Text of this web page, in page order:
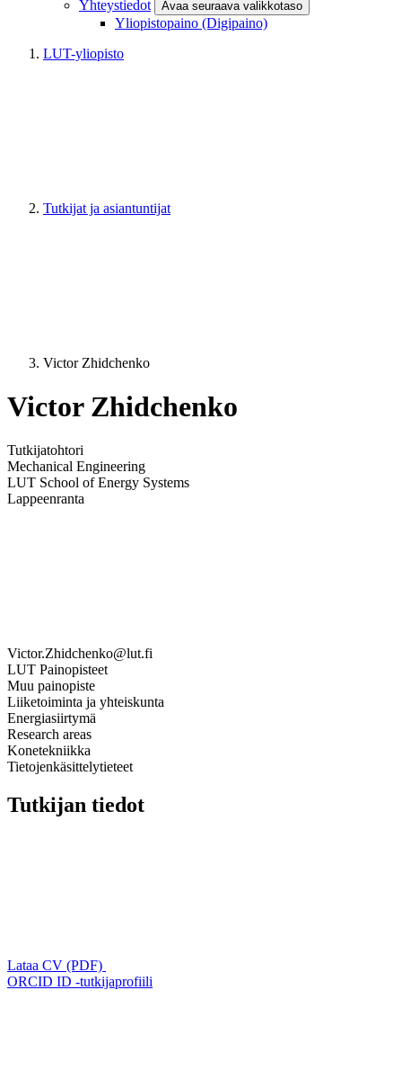
Yhteystiedot Avaa seuraava valikkotaso
Yliopistopaino (Digipaino)
LUT-yliopisto
Tutkijat ja asiantuntijat
Victor Zhidchenko
Victor Zhidchenko
Tutkijatohtori
Mechanical Engineering
LUT School of Energy Systems
Lappeenranta
Victor.Zhidchenko@lut.fi
LUT Painopisteet
Muu painopiste
Liiketoiminta ja yhteiskunta
Energiasiirtymä
Research areas
Konetekniikka
Tietojenkäsittelytieteet
Tutkijan tiedot
Lataa CV (PDF)
ORCID ID -tutkijaprofiili